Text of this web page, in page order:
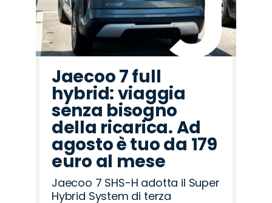
Jaecoo 7 full
hybrid: viaggia
senza bisogno
della ricarica. Ad
agosto è tuo da 179
euro al mese
Jaecoo 7 SHS-H adotta il Super
Hybrid System di terza